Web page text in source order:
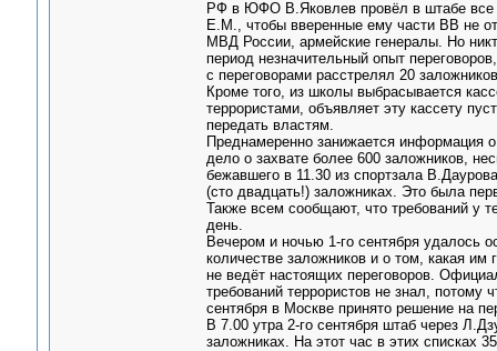
РФ в ЮФО В.Яковлев провёл в штабе
Е.М., чтобы вверенные ему части ВВ не
МВД России, армейские генералы. Но
период незначительный опыт
с переговорами расстрелял 20
Кроме того, из школы выбрасывается
террористами, объявляет эту кассету
передать властям.
Преднамеренно занижается информация
дело о захвате более 600 заложников,
бежавшего в 11.30 из спортзала
(сто двадцать!) заложниках. Это была
Также всем сообщают, что требований у
день.
Вечером и ночью 1-го сентября удалось
количестве заложников и о том, какая им
не ведёт настоящих переговоров.
требований террористов не знал, потому
сентября в Москве принято решение на
В 7.00 утра 2-го сентября штаб через
заложниках. На этот час в этих списках